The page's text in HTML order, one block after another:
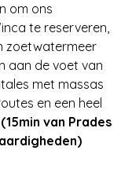
om ons
te reserveren,
zoetwatermeer
aan de voet van
met massas
en een heel
(15min van Prades